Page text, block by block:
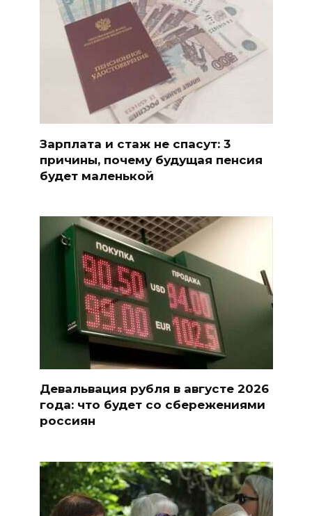
Зарплата и стаж не спасут: 3
причины, почему будущая пенсия
будет маленькой
Девальвация рубля в августе 2026
года: что будет со сбережениями
россиян